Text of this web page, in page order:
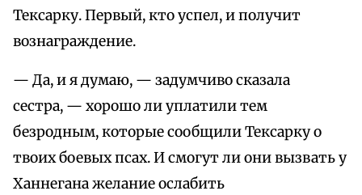
Тексарку. Первый, кто успел, и получит
вознаграждение.
— Да, и я думаю, — задумчиво сказала
сестра, — хорошо ли уплатили тем
безродным, которые сообщили Тексарку о
твоих боевых псах. И смогут ли они вызвать у
Ханнегана желание ослабить